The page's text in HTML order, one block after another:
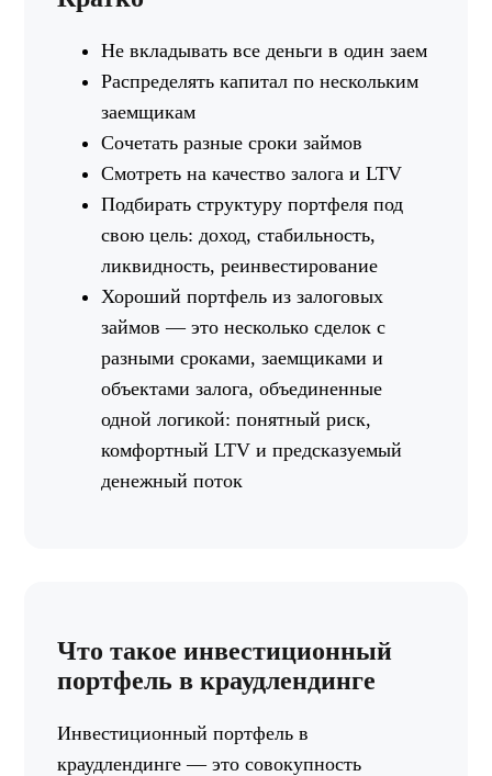
Не вкладывать все деньги в один заем
Распределять капитал по нескольким
заемщикам
Сочетать разные сроки займов
Смотреть на качество залога и LTV
Подбирать структуру портфеля под
свою цель: доход, стабильность,
ликвидность, реинвестирование
Хороший портфель из залоговых
займов — это несколько сделок с
разными сроками, заемщиками и
объектами залога, объединенные
одной логикой: понятный риск,
комфортный LTV и предсказуемый
денежный поток
Что такое инвестиционный
портфель в краудлендинге
Инвестиционный портфель в
краудлендинге — это совокупность